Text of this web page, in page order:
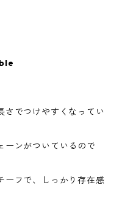
さでつけやすくなってい
ーンがついているので
ーフで、しっかり存在感